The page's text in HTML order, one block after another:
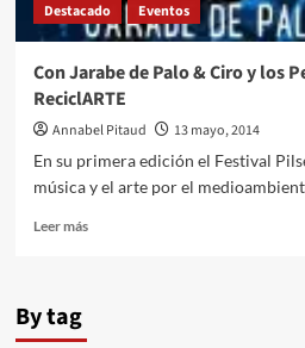
Destacado Eventos
Con Jarabe de Palo & Ciro y los
ReciclARTE
Annabel Pitaud
13 mayo, 2014
En su primera edición el Festival
música y el arte por el
Leer másLeer
de
By tag